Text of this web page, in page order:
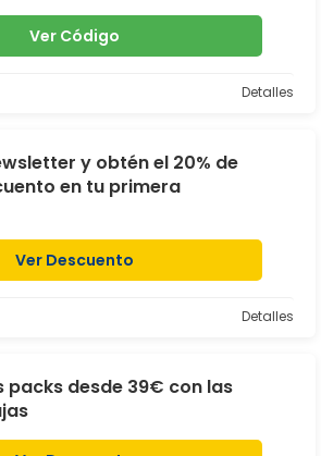
Ver Código
Detalles
y obtén el 20% de
en tu primera
Ver Descuento
Detalles
packs desde 39€ con las